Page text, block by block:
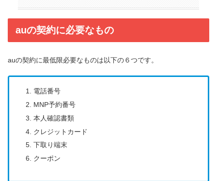
auの契約に必要なもの
auの契約に最低限必要なものは以下の６つです。
電話番号
MNP予約番号
本人確認書類
クレジットカード
下取り端末
クーポン